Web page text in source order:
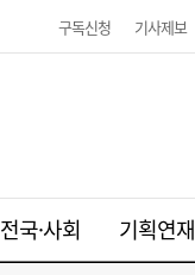
구독신청 기사제보
전국·사회 기획연재